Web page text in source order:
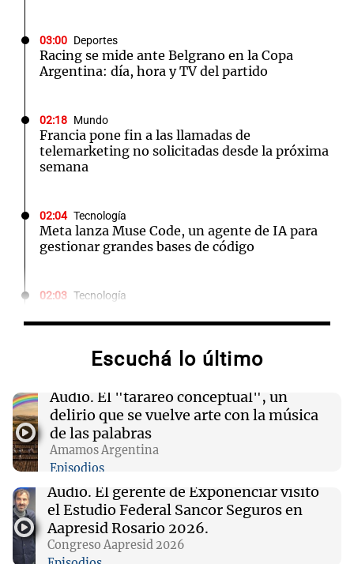
03:00 Deportes
Racing se mide ante Belgrano en la Copa
Argentina: día, hora y TV del partido
02:18 Mundo
Francia pone fin a las llamadas de
telemarketing no solicitadas desde la próxima
semana
02:04 Tecnología
Meta lanza Muse Code, un agente de IA para
gestionar grandes bases de código
02:03 Tecnología
como CFO en su startup de robótica Atoms
Independiente y Atlético Tucumán se
enfrentan en octavos de la Copa Argentina:
horarios y TV
01:54 Mundo
Fallecen dos soldados israelíes en Líbano,
marcando el primer incidente mortal desde
junio
Escuchá lo último
Audio. El "tarareo conceptual", un
delirio que se vuelve arte con la música
de las palabras
Amamos Argentina
Episodios
Audio. El gerente de Exponenciar visitó
el Estudio Federal Sancor Seguros en
Aapresid Rosario 2026.
Congreso Aapresid 2026